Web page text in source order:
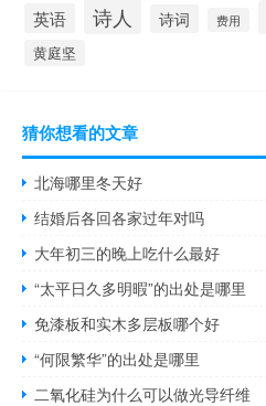
英语 诗人 诗词 费用
黄庭坚
猜你想看的文章
北海哪里冬天好
结婚后各回各家过年对吗
大年初三的晚上吃什么最好
“太平日久多明暇”的出处是哪里
免漆板和实木多层板哪个好
“何限繁华”的出处是哪里
二氧化硅为什么可以做光导纤维